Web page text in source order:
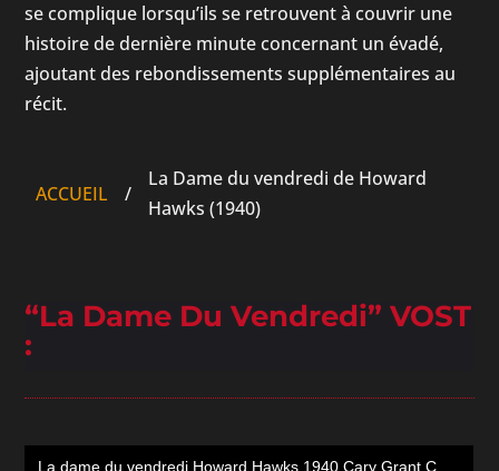
se complique lorsqu’ils se retrouvent à couvrir une
histoire de dernière minute concernant un évadé,
ajoutant des rebondissements supplémentaires au
récit.
ACCUEIL /
La Dame du vendredi de Howard
Hawks (1940)
“La Dame Du Vendredi” VOST
: